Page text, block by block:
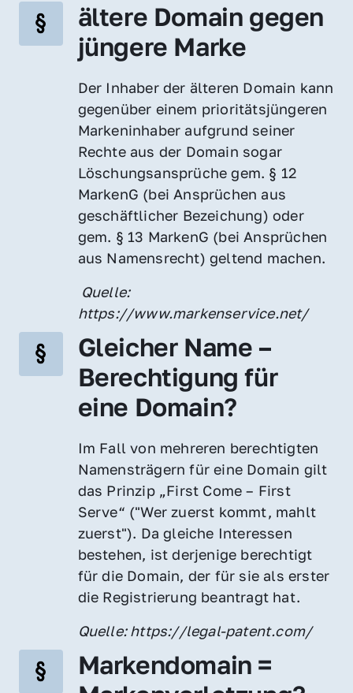
ältere Domain gegen
jüngere Marke
Der Inhaber der älteren Domain kann
gegenüber einem prioritätsjüngeren
Markeninhaber aufgrund seiner
Rechte aus der Domain sogar
Löschungsansprüche gem. § 12
MarkenG (bei Ansprüchen aus
geschäftlicher Bezeichung) oder
gem. § 13 MarkenG (bei Ansprüchen
aus Namensrecht) geltend machen.
https://www.markenservice.net/
Gleicher Name –
Berechtigung für
eine Domain?
Im Fall von mehreren berechtigten
Namensträgern für eine Domain gilt
das Prinzip „First Come – First
Serve“ ("Wer zuerst kommt, mahlt
zuerst"). Da gleiche Interessen
bestehen, ist derjenige berechtigt
für die Domain, der für sie als erster
die Registrierung beantragt hat.
Quelle: https://legal-patent.com/
Markendomain =